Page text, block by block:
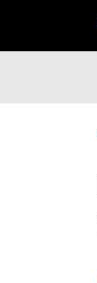
содержанию